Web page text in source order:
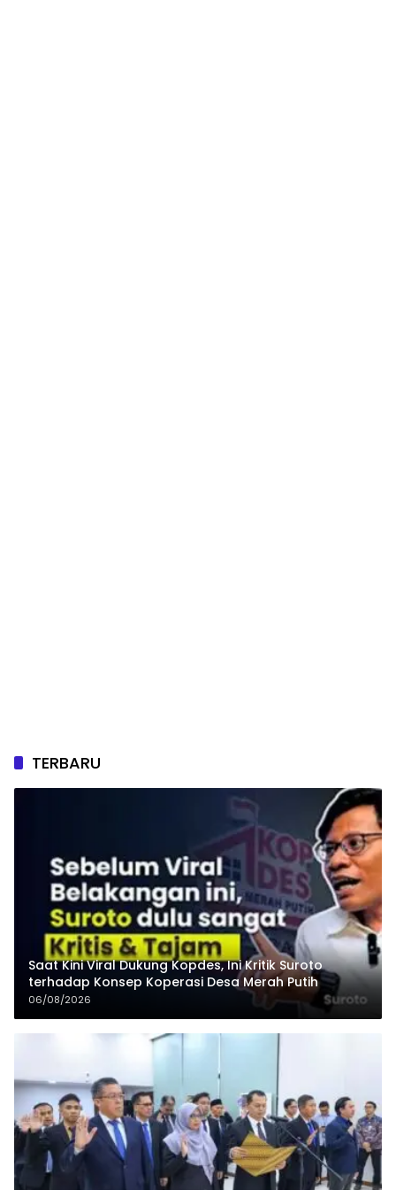
TERBARU
Saat Kini Viral Dukung Kopdes, Ini Kritik Suroto
terhadap Konsep Koperasi Desa Merah Putih
06/08/2026